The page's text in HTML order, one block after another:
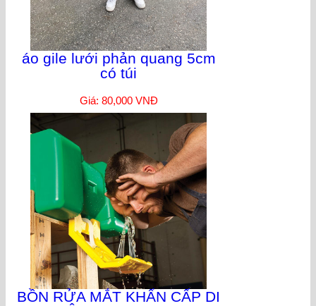
áo gile lưới phản quang 5cm
có túi
Giá: 80,000 VNĐ
BỒN RỬA MẮT KHẨN CẤP DI